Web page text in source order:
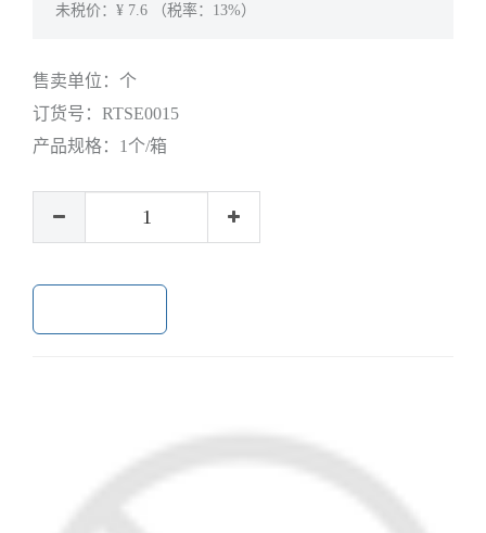
未税价：¥ 7.6 （税率：13%）
售卖单位： 个
订货号： RTSE0015
产品规格： 1个/箱